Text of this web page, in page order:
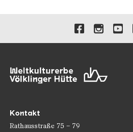
Kontakt
Rathausstraße 75 – 79